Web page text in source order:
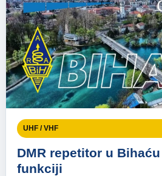
UHF / VHF
DMR repetitor u
funkciji